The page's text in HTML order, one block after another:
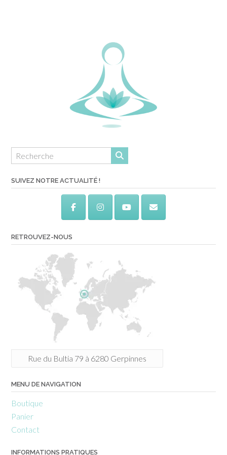
SUIVEZ NOTRE ACTUALITÉ !
RETROUVEZ-NOUS
Rue du Bultia 79 à 6280 Gerpinnes
MENU DE NAVIGATION
Boutique
Panier
Contact
INFORMATIONS PRATIQUES